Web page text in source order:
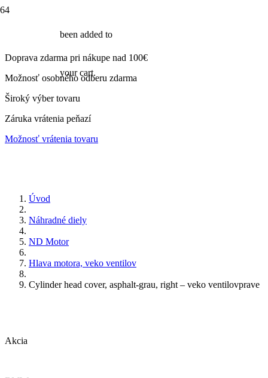
been added to
your cart.
Doprava zdarma pri nákupe nad 100€
Možnosť osobného odberu zdarma
Široký výber tovaru
Záruka vrátenia peňazí
Možnosť vrátenia tovaru
Úvod
Náhradné diely
ND Motor
Hlava motora, veko ventilov
Cylinder head cover, asphalt-grau, right – veko ventilovprave
Akcia